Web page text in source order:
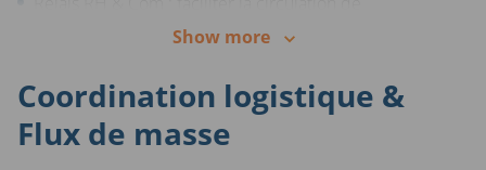
l'information entre la hiérarchie et les équipes terrain
Show more
Coordination logistique &
Flux de masse